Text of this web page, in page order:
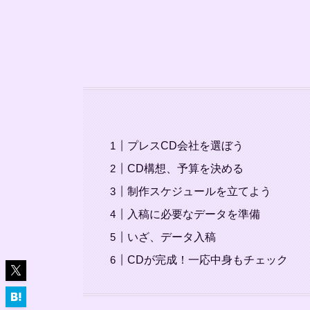
プレスCD会社を選ぼう
CD構想、予算を決める
制作スケジュールを立てよう
入稿に必要なデータを準備
いざ、データ入稿
CDが完成！一応中身もチェック